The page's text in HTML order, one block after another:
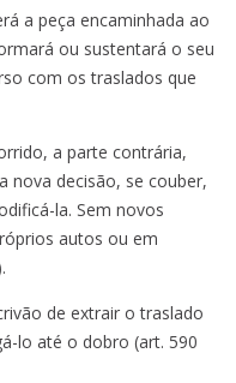
a peça encaminhada ao
ou sustentará o seu
com os traslados que
a parte contrária,
nova decisão, se couber,
la. Sem novos
autos ou em
de extrair o traslado
lo até o dobro (art. 590